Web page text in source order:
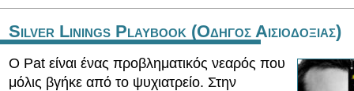
Silver Linings Playbook (Οδηγος Αισιοδοξιας)
Ο Pat είναι ένας προβληματικός νεαρός που
μόλις βγήκε από το ψυχιατρείο. Στην